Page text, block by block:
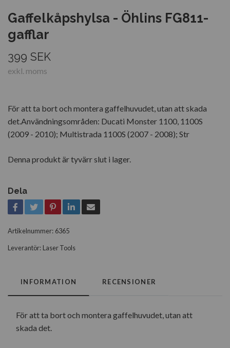
Gaffelkåpshylsa - Öhlins FG811-
gafflar
399 SEK
exkl. moms
För att ta bort och montera gaffelhuvudet, utan att skada
det.Användningsområden: Ducati Monster 1100, 1100S
(2009 - 2010); Multistrada 1100S (2007 - 2008); Str
Denna produkt är tyvärr slut i lager.
Dela
Artikelnummer: 6365
Leverantör: Laser Tools
INFORMATION RECENSIONER
För att ta bort och montera gaffelhuvudet, utan att
skada det.